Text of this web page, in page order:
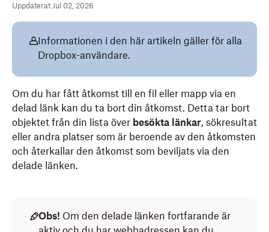
Uppdaterat Jul 02, 2026
Informationen i den här artikeln gäller för alla
Dropbox-användare.
Om du har fått åtkomst till en fil eller mapp via en
delad länk kan du ta bort din åtkomst. Detta tar bort
objektet från din lista över besökta länkar, sökresultat
eller andra platser som är beroende av den åtkomsten
och återkallar den åtkomst som beviljats via den
delade länken.
Obs! Om den delade länken fortfarande är